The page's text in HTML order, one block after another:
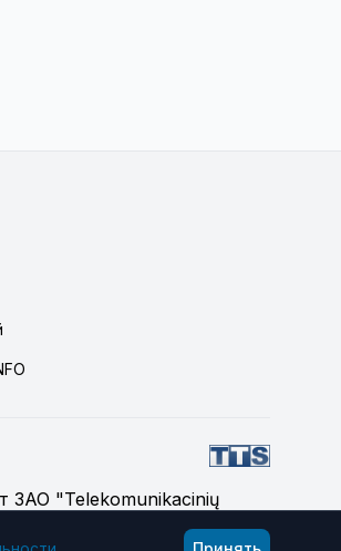
ЗАО "Telekomunikacinių